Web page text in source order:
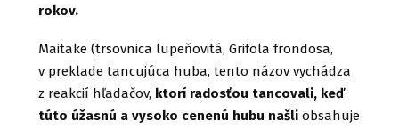
rokov.
Maitake (trsovnica lupeňovitá, Grifola frondosa,
v preklade tancujúca huba, tento názov vychádza
z reakcií hľadačov, ktorí radosťou tancovali, keď
túto úžasnú a vysoko cenenú hubu našliobsahuje